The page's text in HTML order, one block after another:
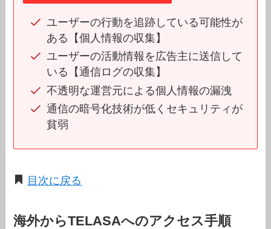
ユーザーの行動を追跡している可能性が
ある【個人情報の収集】
ユーザーの活動情報を広告主に送信して
いる【通信ログの収集】
不透明な運営元による個人情報の漏洩
通信の暗号化技術が低くセキュリティが
貧弱
目次に戻る
海外からTELASAへのアクセス手順